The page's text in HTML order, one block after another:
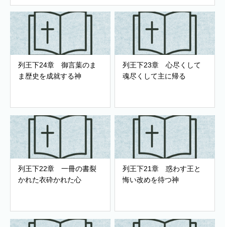
列王下24章 御言葉のま
ま歴史を成就する神
列王下23章 心尽くして
魂尽くして主に帰る
列王下22章 一冊の書裂
かれた衣砕かれた心
列王下21章 惑わす王と
悔い改めを待つ神